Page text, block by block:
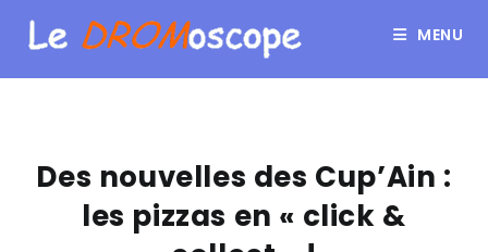
MENU
Des nouvelles des Cup’Ain :
les pizzas en « click &